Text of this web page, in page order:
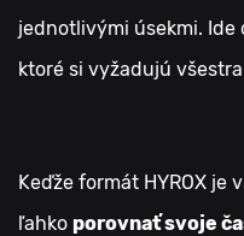
jednotlivými úsekmi. Ide
ktoré si vyžadujú
Keďže formát HYROX je
ľahko porovnať svoje